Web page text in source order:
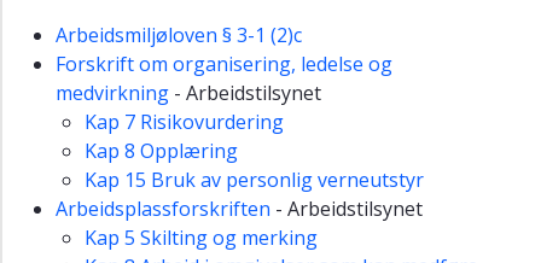
Arbeidsmiljøloven § 3-1 (2)c
Forskrift om organisering, ledelse og
medvirkning - Arbeidstilsynet
Kap 7 Risikovurdering
Kap 8 Opplæring
Kap 15 Bruk av personlig verneutstyr
Arbeidsplassforskriften - Arbeidstilsynet
Kap 5 Skilting og merking